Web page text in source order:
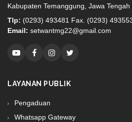
Kabupaten Temanggung, Jawa
Tlp: (0293) 493481 Fax. (0293)
Email: setwantmg22@gmail.com
LAYANAN PUBLIK
Pengaduan
Whatsapp Gateway